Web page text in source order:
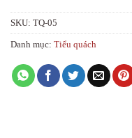
SKU: TQ-05
Danh mục: Tiểu quách